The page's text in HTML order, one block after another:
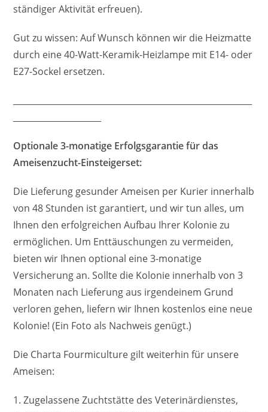
ständiger Aktivität erfreuen).
Gut zu wissen: Auf Wunsch können wir die Heizmatte
durch eine 40-Watt-Keramik-Heizlampe mit E14- oder
E27-Sockel ersetzen.
Optionale 3-monatige Erfolgsgarantie für das
Ameisenzucht-Einsteigerset:
Die Lieferung gesunder Ameisen per Kurier innerhalb
von 48 Stunden ist garantiert, und wir tun alles, um
Ihnen den erfolgreichen Aufbau Ihrer Kolonie zu
ermöglichen. Um Enttäuschungen zu vermeiden,
bieten wir Ihnen optional eine 3-monatige
Versicherung an. Sollte die Kolonie innerhalb von 3
Monaten nach Lieferung aus irgendeinem Grund
verloren gehen, liefern wir Ihnen kostenlos eine neue
Kolonie! (Ein Foto als Nachweis genügt.)
Die Charta Fourmiculture gilt weiterhin für unsere
Ameisen:
1. Zugelassene Zuchtstätte des Veterinärdienstes,